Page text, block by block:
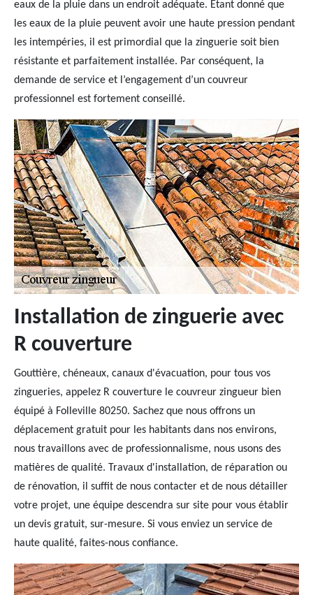
eaux de la pluie dans un endroit adéquate. Etant donné que
les eaux de la pluie peuvent avoir une haute pression pendant
les intempéries, il est primordial que la zinguerie soit bien
résistante et parfaitement installée. Par conséquent, la
demande de service et l’engagement d’un couvreur
professionnel est fortement conseillé.
Installation de zinguerie avec
R couverture
Gouttière, chéneaux, canaux d'évacuation, pour tous vos
zingueries, appelez R couverture le couvreur zingueur bien
équipé à Folleville 80250. Sachez que nous offrons un
déplacement gratuit pour les habitants dans nos environs,
nous travaillons avec de professionnalisme, nous usons des
matières de qualité. Travaux d'installation, de réparation ou
de rénovation, il suffit de nous contacter et de nous détailler
votre projet, une équipe descendra sur site pour vous établir
un devis gratuit, sur-mesure. Si vous enviez un service de
haute qualité, faites-nous confiance.